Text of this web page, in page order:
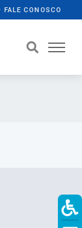
FALE CONOSCO